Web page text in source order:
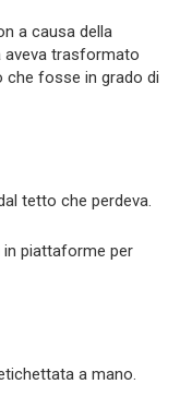
a causa della
aveva trasformato
che fosse in grado di
tetto che perdeva.
piattaforme per
a mano.